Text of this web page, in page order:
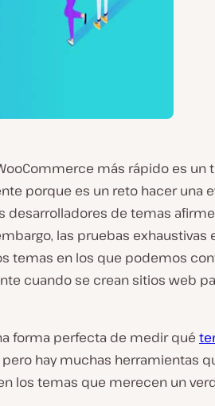
más rápido es un
porque es un reto hacer una
desarrolladores de temas
las pruebas
temas en los que podemos
cuando se crean sitios web
forma perfecta de medir qué
hay muchas herramientas
los temas que merecen un